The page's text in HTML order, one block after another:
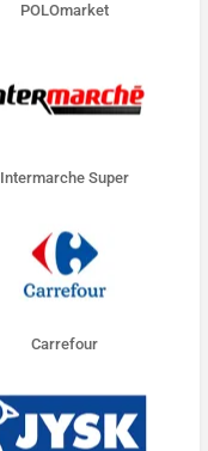
POLOmarket
Intermarche Super
Carrefour